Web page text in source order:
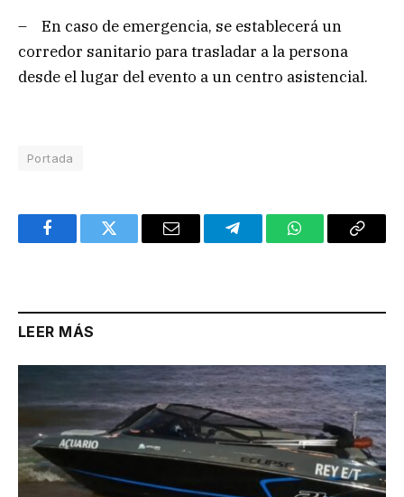
– En caso de emergencia, se establecerá un
corredor sanitario para trasladar a la persona
desde el lugar del evento a un centro asistencial.
Portada
FacebookTwitter Email TelegramWhatsAppCopy
LEER MÁS